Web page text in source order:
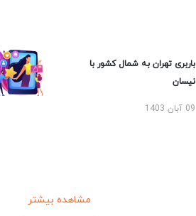
باربری تهران به شمال کشور با
نیسان
09 آبان 1403
مشاهده بیشتر